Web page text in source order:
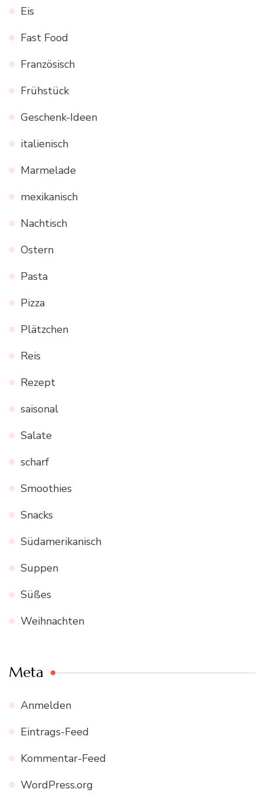
Eis
Fast Food
Französisch
Frühstück
Geschenk-Ideen
italienisch
Marmelade
mexikanisch
Nachtisch
Ostern
Pasta
Pizza
Plätzchen
Reis
Rezept
saisonal
Salate
scharf
Smoothies
Snacks
Südamerikanisch
Suppen
Süßes
Weihnachten
Meta
Anmelden
Eintrags-Feed
Kommentar-Feed
WordPress.org